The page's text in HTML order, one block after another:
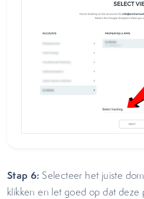
Stap 6: Selecteer het juiste
klikken en let goed op dat